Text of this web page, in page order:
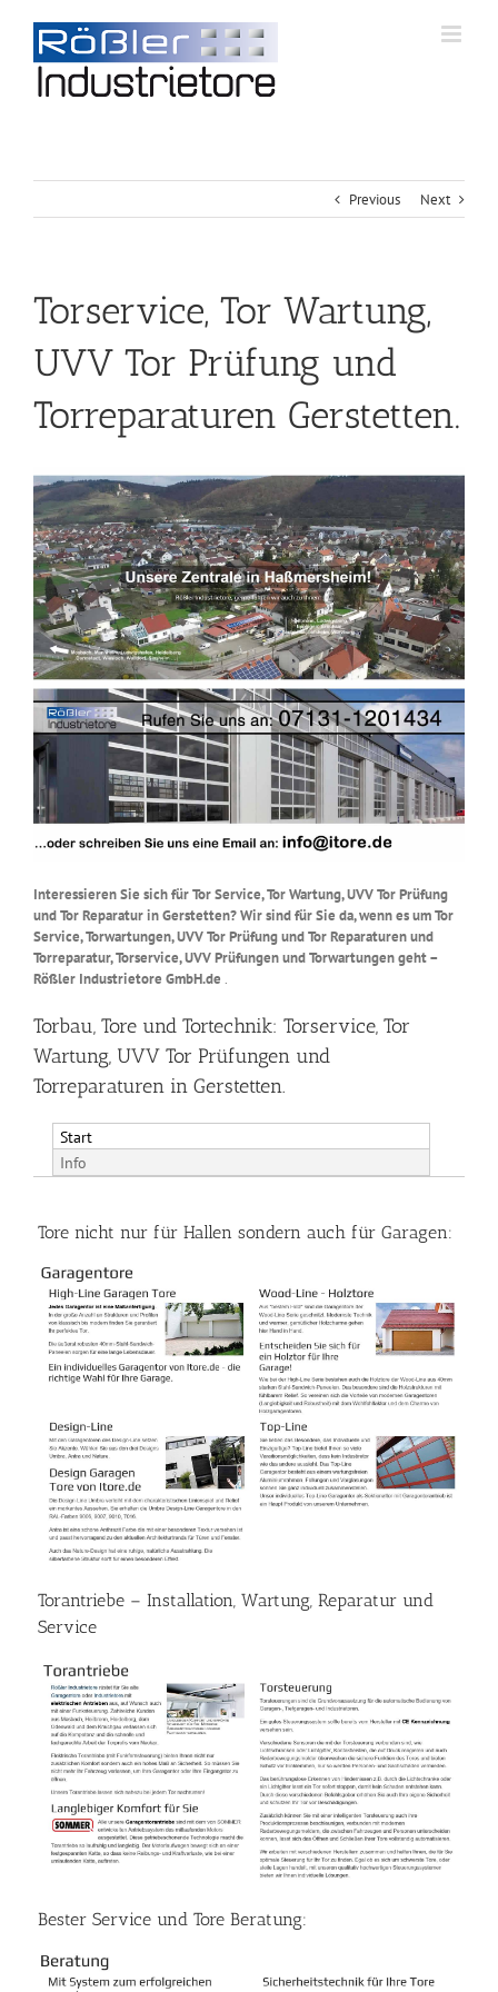
Previous Next
Torservice, Tor Wartung,
UVV Tor Prüfung und
Torreparaturen Gerstetten.
Interessieren Sie sich für Tor Service, Tor Wartung, UVV Tor Prüfung
und Tor Reparatur in Gerstetten? Wir sind für Sie da, wenn es um Tor
Service, Torwartungen, UVV Tor Prüfung und Tor Reparaturen und
Torreparatur, Torservice, UVV Prüfungen und Torwartungen geht –
Rößler Industrietore GmbH.de .
Torbau, Tore und Tortechnik: Torservice, Tor
Wartung, UVV Tor Prüfungen und
Torreparaturen in Gerstetten.
Start
Info
Tore nicht nur für Hallen sondern auch für Garagen:
Torantriebe – Installation, Wartung, Reparatur und
Service
Bester Service und Tore Beratung: